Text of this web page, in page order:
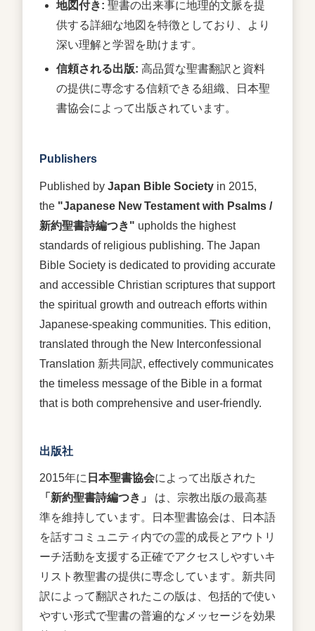
地図付き: 聖書の出来事に地理的文脈を提
供する詳細な地図を特徴としており、より
深い理解と学習を助けます。
信頼される出版: 高品質な聖書翻訳と資料
の提供に専念する信頼できる組織、日本聖
書協会によって出版されています。
Publishers
Published by Japan Bible Society in 2015,
the "Japanese New Testament with Psalms /
新約聖書詩編つき" upholds the highest
standards of religious publishing. The Japan
Bible Society is dedicated to providing accurate
and accessible Christian scriptures that support
the spiritual growth and outreach efforts within
Japanese-speaking communities. This edition,
translated through the New Interconfessional
Translation 新共同訳, effectively communicates
the timeless message of the Bible in a format
that is both comprehensive and user-friendly.
出版社
2015年に 日本聖書協会によって出版された
「新約聖書詩編つき」
は、宗教出版の最高基
準を維持しています。日本聖書協会は、日本語
を話すコミュニティ内での霊的成長とアウトリ
ーチ活動を支援する正確でアクセスしやすいキ
リスト教聖書の提供に専念しています。新共同
訳によって翻訳されたこの版は、包括的で使い
やすい形式で聖書の普遍的なメッセージを効果